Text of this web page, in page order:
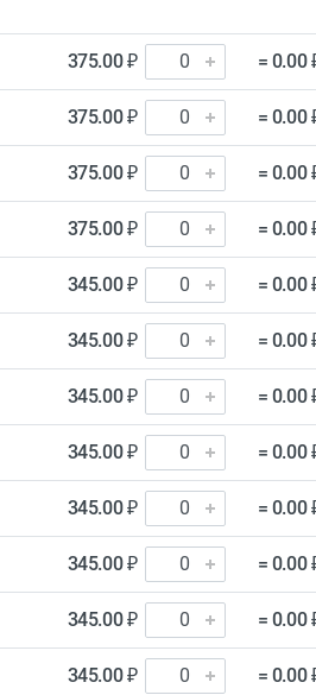
375.00 ₽ = 0.00
375.00 ₽ = 0.00
375.00 ₽ = 0.00
375.00 ₽ = 0.00
345.00 ₽ = 0.00
345.00 ₽ = 0.00
345.00 ₽ = 0.00
345.00 ₽ = 0.00
345.00 ₽ = 0.00
345.00 ₽ = 0.00
345.00 ₽ = 0.00
345.00 ₽ = 0.00